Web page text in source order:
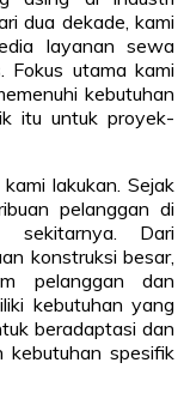
dua dekade, kami
layanan sewa
Fokus utama kami
kebutuhan
itu untuk proyek-
lakukan. Sejak
pelanggan di
sekitarnya. Dari
konstruksi besar,
pelanggan dan
kebutuhan yang
beradaptasi dan
kebutuhan spesifik